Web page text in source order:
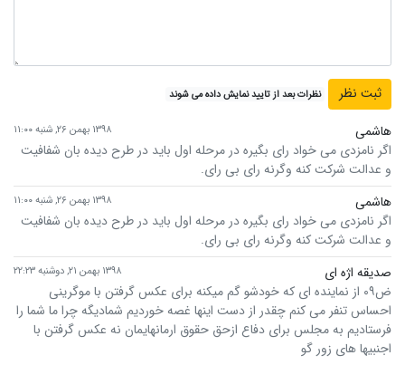
نظرات بعد از تایید نمایش داده می شوند
هاشمی ۱۳۹۸ بهمن ۲۶, شنبه ۱۱:۰۰
اگر نامزدی می خواد رای بگیره در مرحله اول باید در طرح دیده بان شفافیت
و عدالت شرکت کنه وگرنه رای بی رای.
هاشمی
۱۳۹۸ بهمن ۲۶, شنبه ۱۱:۰۰
اگر نامزدی می خواد رای بگیره در مرحله اول باید در طرح دیده بان شفافیت
و عدالت شرکت کنه وگرنه رای بی رای.
صدیقه اژه ای
۱۳۹۸ بهمن ۲۱, دوشنبه ۲۲:۲۳
ض۰۹ از نماینده ای که خودشو گم میکنه برای عکس گرفتن با موگرینی
احساس تنفر می کنم چقدر از دست اینها غصه خوردیم شمادیگه چرا ما شما را
فرستادیم به مجلس برای دفاع ازحق حقوق ارمانهایمان نه عکس گرفتن با
اجنبیها های زور گو